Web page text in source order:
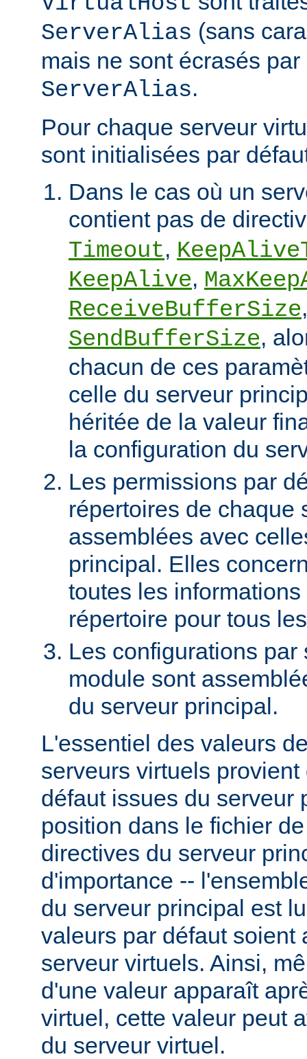
ServerAlias (sans
mais ne sont écrasés
ServerAlias.
Pour chaque serveur
sont initialisées par
Dans le cas où un
contient pas de
Timeout,
KeepAlive,
ReceiveBufferSize
SendBufferSize,
chacun de ces
celle du serveur
héritée de la valeur
la configuration du
Les permissions par
répertoires de chaque
assemblées avec
principal. Elles
toutes les
répertoire pour tous
Les configurations
module sont
du serveur principal.
L'essentiel des valeurs
serveurs virtuels
défaut issues du serveur
position dans le fichier
directives du serveur
d'importance --
du serveur principal est
valeurs par défaut soient
serveur virtuels. Ainsi,
d'une valeur apparaît
virtuel, cette valeur peut
du serveur virtuel.